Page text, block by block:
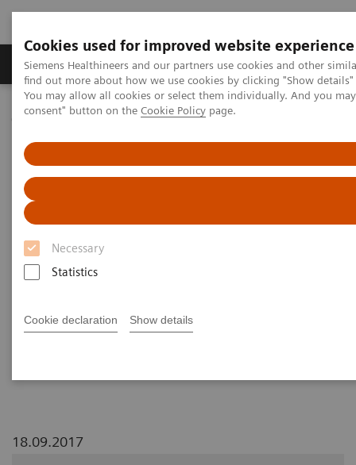
Cookies used for improved website experience
Siemens Healthineers and our partners use cookies and other
find out more about how we use cookies by clicking "Show
You may allow all cookies or select them individually. And you
consent" button on the Cookie Policy page.
Necessary
Statistics
Cookie declaration Show details
Продукція та сервіси Клінічні галузі
Домашня Медична візуалізація
Мамографія
Dr. W. Lemish - Why the angle makes the difference - Comparison
of 15° and 50° tomosynthesis, case 2
High Definition Breast
Tomosynthesis - Why the angle
makes the difference -
tomosynthesis, case 2
18.09.2017